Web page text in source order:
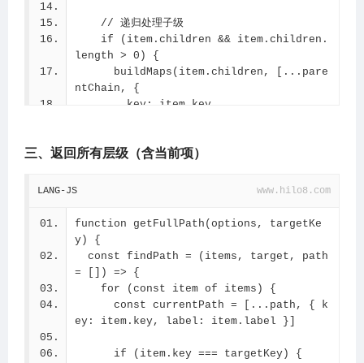
    // 递归处理子级
length > 0) {
ntChain, {
        key: item.key,
    }
}
buildMaps(menuOptions)
// 查找函数
function getParentsByKey(key) {
  return {
    current: menuMap.get(key),
三、返回所有层级（含当前项）
LANG-JS www.hilo8.com
function getFullPath(options, targetKe
y) {
= []) => {
    for (const item of items) {
ey: item.key, label: item.label }]
      if (item.key === targetKey) {